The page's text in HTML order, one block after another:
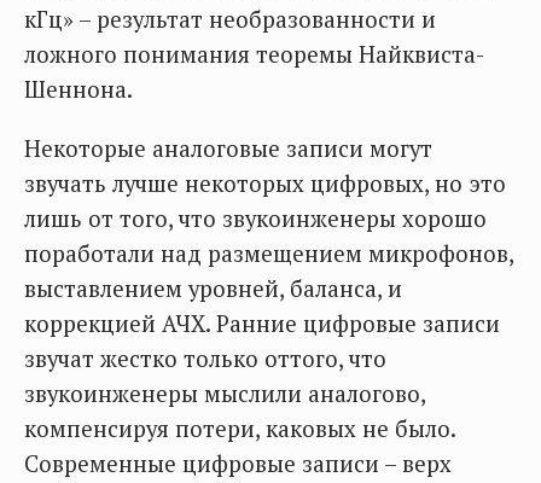
кГц» – результат необразованности и
ложного понимания теоремы Найквиста-
Шеннона.
Некоторые аналоговые записи могут
звучать лучше некоторых цифровых, но это
лишь от того, что звукоинженеры хорошо
поработали над размещением микрофонов,
выставлением уровней, баланса, и
коррекцией АЧХ. Ранние цифровые записи
звучат жестко только оттого, что
звукоинженеры мыслили аналогово,
компенсируя потери, каковых не было.
Современные цифровые записи – верх